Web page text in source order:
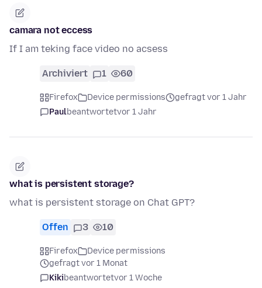
camara not eccess
If I am teking face video no acsess
Archiviert 1 60
Firefox Device permissions
gefragt vor 1 Jahr
Paulbeantwortetvor 1 Jahr
what is persistent storage?
what is persistent storage on Chat GPT?
Offen 3 10
Firefox
Device permissions
gefragt vor 1 Monat
Kikibeantwortetvor 1 Woche